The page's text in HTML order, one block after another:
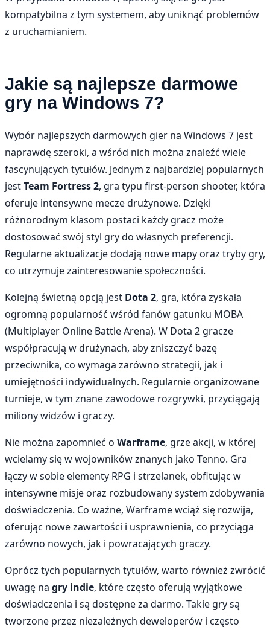
kompatybilna z tym systemem, aby uniknąć problemów
z uruchamianiem.
Jakie są najlepsze darmowe
gry na Windows 7?
Wybór najlepszych darmowych gier na Windows 7 jest
naprawdę szeroki, a wśród nich można znaleźć wiele
fascynujących tytułów. Jednym z najbardziej popularnych
jestTeam Fortress 2, gra typu first-person shooter, która
oferuje intensywne mecze drużynowe. Dzięki
różnorodnym klasom postaci każdy gracz może
dostosować swój styl gry do własnych preferencji.
Regularne aktualizacje dodają nowe mapy oraz tryby gry,
co utrzymuje zainteresowanie społeczności.
Kolejną świetną opcją jest Dota 2, gra, która zyskała
ogromną popularność wśród fanów gatunku MOBA
(Multiplayer Online Battle Arena). W Dota 2 gracze
współpracują w drużynach, aby zniszczyć bazę
przeciwnika, co wymaga zarówno strategii, jak i
umiejętności indywidualnych. Regularnie organizowane
turnieje, w tym znane zawodowe rozgrywki, przyciągają
miliony widzów i graczy.
Nie można zapomnieć o Warframe, grze akcji, w której
wcielamy się w wojowników znanych jako Tenno. Gra
łączy w sobie elementy RPG i strzelanek, obfitując w
intensywne misje oraz rozbudowany system zdobywania
doświadczenia. Co ważne, Warframe wciąż się rozwija,
oferując nowe zawartości i usprawnienia, co przyciąga
zarówno nowych, jak i powracających graczy.
Oprócz tych popularnych tytułów, warto również zwrócić
uwagę na gry indie, które często oferują wyjątkowe
doświadczenia i są dostępne za darmo. Takie gry są
tworzone przez niezależnych deweloperów i często